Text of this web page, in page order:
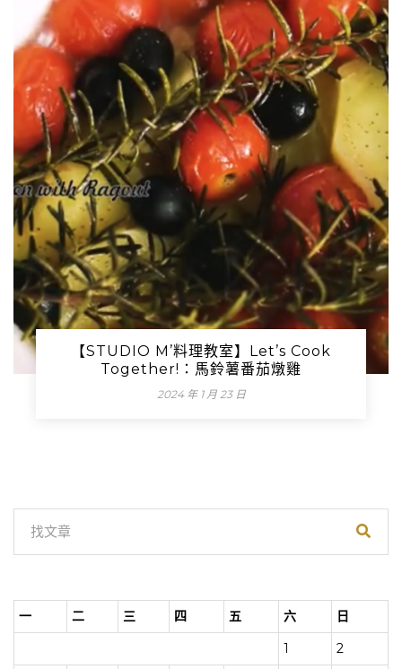
【STUDIO M’料理教室】Let’s Cook
Together!：馬鈴薯番茄燉雞
2024 年 1 月 23 日
一 二 三 四 五 六
日
1
2